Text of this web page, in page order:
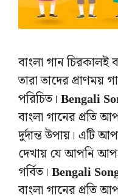
বাংলা গান চিরকালই
তারা তাদের প্রাণময়
পরিচিত। Bengali
বাংলা গানের প্রতি
দুর্দান্ত উপায়। এটি
দেখায় যে আপনি
গর্বিত। Bengali
বাংলা গানের প্রতি